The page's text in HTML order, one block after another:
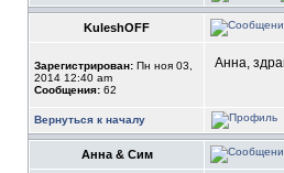
KuleshOFF
Зарегистрирован: Пн ноя 03,
2014 12:40 am
Сообщения: 62
Анна,
Вернуться к началу
Анна & Сим